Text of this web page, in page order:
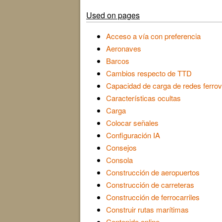
Used on pages
Acceso a vía con preferencia
Aeronaves
Barcos
Cambios respecto de TTD
Capacidad de carga de redes
Características ocultas
Carga
Colocar señales
Configuración IA
Consejos
Consola
Construcción de aeropuertos
Construcción de carreteras
Construcción de ferrocarriles
Construir rutas marítimas